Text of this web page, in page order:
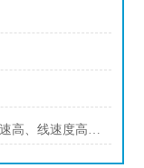
乳化机哪家间隙小、粒径小、精度高、转速高、线速度高、剪切力强，上海思峻性能实测参考